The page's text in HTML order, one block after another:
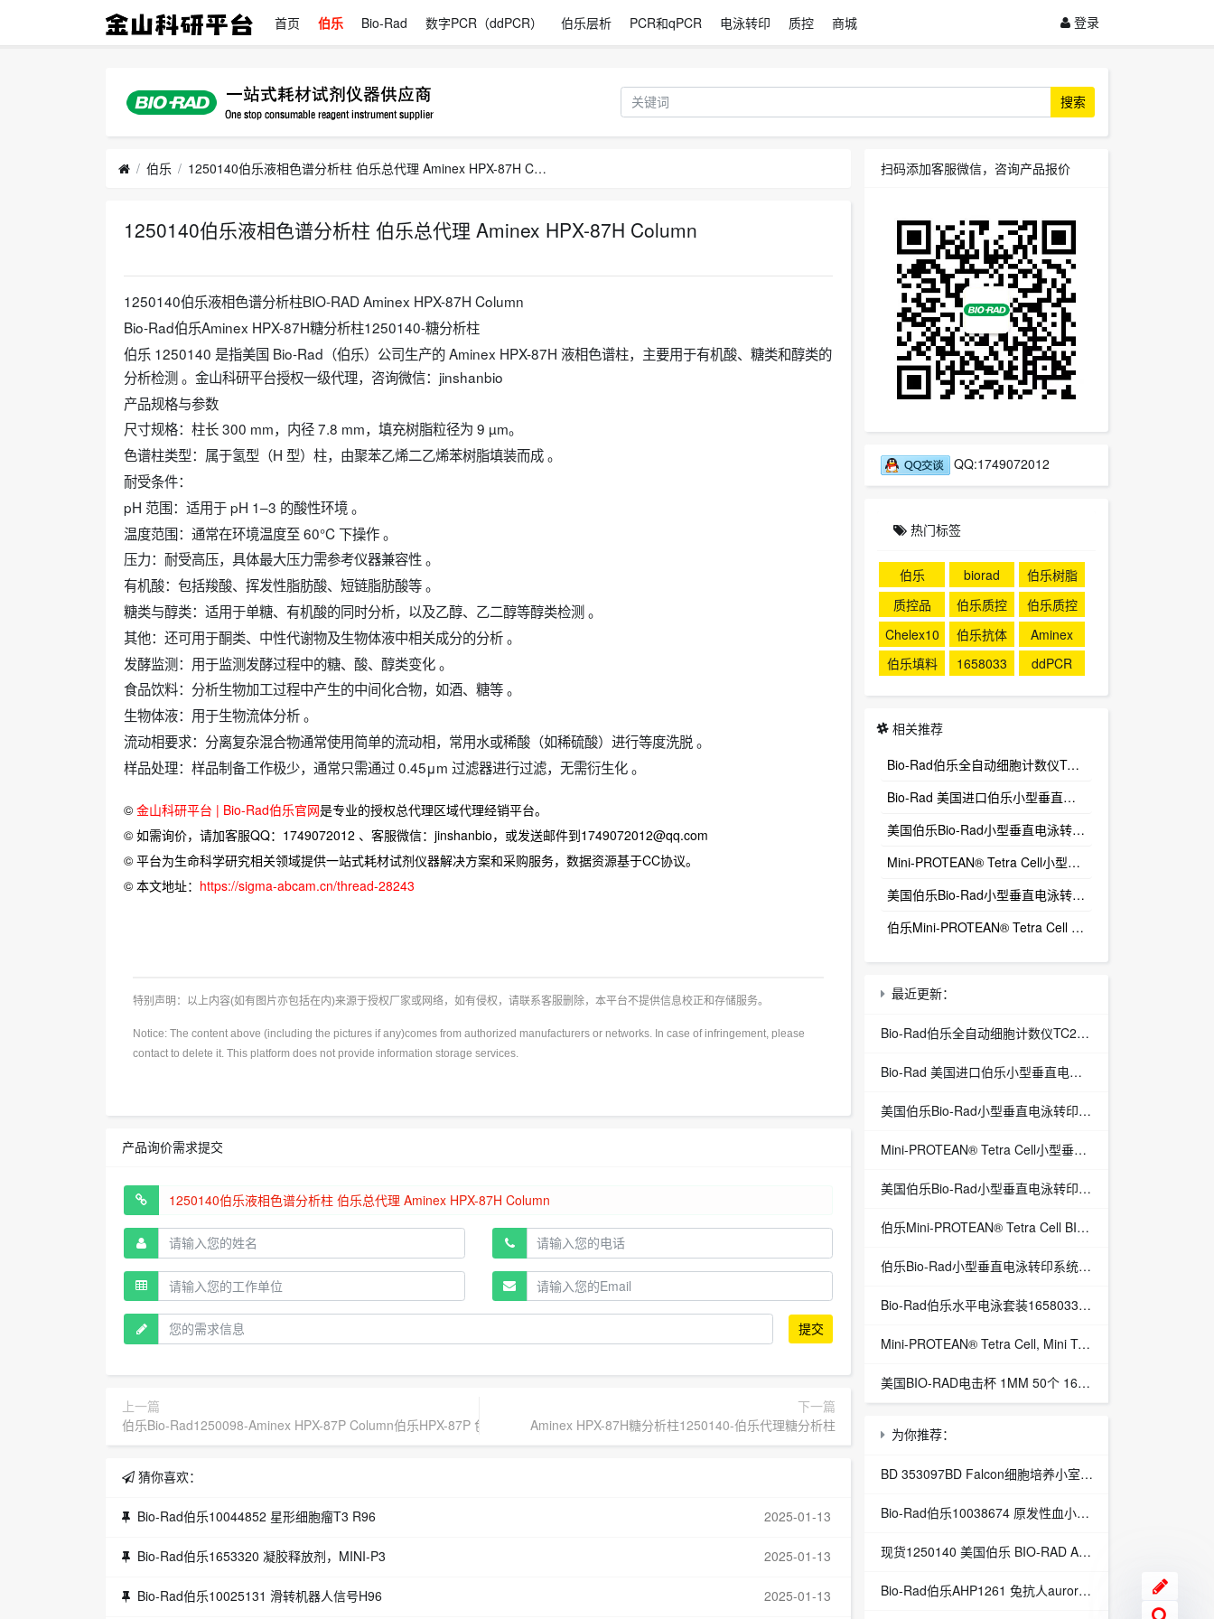
首页 伯乐 Bio-Rad 数字PCR（ddPCR） 伯乐层析 PCR和qPCR 电泳转印 质控 商城 登录
搜索
伯乐 1250140伯乐液相色谱分析柱 伯乐总代理 Aminex HPX-87H Column
1250140伯乐液相色谱分析柱 伯乐总代理 Aminex HPX-87H Column
1250140伯乐液相色谱分析柱BIO-RAD Aminex HPX-87H Column
Bio-Rad伯乐Aminex HPX-87H糖分析柱1250140-糖分析柱
‌伯乐 1250140‌ 是指美国 Bio-Rad（伯乐）公司生产的 ‌Aminex HPX-87H 液相色谱柱‌，主要用于有机酸、糖类和醇类的
分析检测 。金山科研平台授权一级代理，咨询微信：jinshanbio
产品规格与参数
‌尺寸规格‌：柱长 300 mm，内径 7.8 mm，填充树脂粒径为 9 µm。‌‌‌
‌色谱柱类型‌：属于氢型（H 型）柱，由聚苯乙烯二乙烯苯树脂填装而成 。‌‌‌
‌耐受条件‌：
‌pH 范围‌：适用于 pH 1–3 的酸性环境 。
‌温度范围‌：通常在环境温度至 60°C 下操作 。
‌压力‌：耐受高压，具体最大压力需参考仪器兼容性 。‌‌‌
‌有机酸‌：包括羧酸、挥发性脂肪酸、短链脂肪酸等 。
‌糖类与醇类‌：适用于单糖、有机酸的同时分析，以及乙醇、乙二醇等醇类检测 。
‌其他‌：还可用于酮类、中性代谢物及生物体液中相关成分的分析 。‌‌‌
‌发酵监测‌：用于监测发酵过程中的糖、酸、醇类变化 。
‌食品饮料‌：分析生物加工过程中产生的中间化合物，如酒、糖等 。
‌生物体液‌：用于生物流体分析 。‌‌‌
流动相要求‌：分离复杂混合物通常使用简单的流动相，常用水或稀酸（如稀硫酸）进行等度洗脱 。‌‌‌
‌样品处理‌：样品制备工作极少，通常只需通过 0.45μm 过滤器进行过滤，无需衍生化 。‌‌‌
© 金山科研平台 | Bio-Rad伯乐官网是专业的授权总代理区域代理经销平台。
© 如需询价，请加客服QQ：1749072012 、客服微信：jinshanbio，或发送邮件到1749072012@qq.com
© 平台为生命科学研究相关领域提供一站式耗材试剂仪器解决方案和采购服务，数据资源基于CC协议。
© 本文地址： https://sigma-abcam.cn/thread-28243
特别声明：以上内容(如有图片亦包括在内)来源于授权厂家或网络，如有侵权，请联系客服删除，本平台不提供信息校正和存储服务。
Notice: The content above (including the pictures if any)comes from authorized manufacturers or networks. In case of infringement, please
contact to delete it. This platform does not provide information storage services.
产品询价需求提交
提交
上一篇
伯乐Bio-Rad1250098-Aminex HPX-87P Column伯乐HPX-87P 色谱柱
下一篇
Aminex HPX-87H糖分析柱1250140-伯乐代理糖分析柱
猜你喜欢：
Bio-Rad伯乐10044852 星形细胞瘤T3 R96 2025-01-13
Bio-Rad伯乐1653320 凝胶释放剂，MINI-P3 2025-01-13
Bio-Rad伯乐10025131 滑转机器人信号H96 2025-01-13
扫码添加客服微信，咨询产品报价
QQ:1749072012
热门标签
伯乐 biorad
伯乐树脂
质控品
伯乐质控
品
伯乐质控
Chelex10
0
伯乐抗体
Aminex
伯乐填料
1658033 ddPCR
相关推荐
Bio-Rad伯乐全自动细胞计数仪TC20 1450102
Bio-Rad 美国进口伯乐小型垂直电泳套装1658033
美国伯乐Bio-Rad小型垂直电泳转印系统三件套1658033
‌Mini-PROTEAN® Tetra Cell小型垂直电泳槽三件套1658033
美国伯乐Bio-Rad小型垂直电泳转印系统(电泳槽+转印芯+基础电源)1658033
伯乐Mini-PROTEAN® Tetra Cell BIO-RAD小型垂直电泳转印系统三件套1658033
最近更新：
Bio-Rad伯乐全自动细胞计数仪TC20 1450102
Bio-Rad 美国进口伯乐小型垂直电泳套装1658033
美国伯乐Bio-Rad小型垂直电泳转印系统三件套1658033
‌Mini-PROTEAN® Tetra Cell小型垂直电泳槽三件套1658033
美国伯乐Bio-Rad小型垂直电泳转印系统(电泳槽+转印芯+基础电源)1658033
伯乐Mini-PROTEAN® Tetra Cell BIO-RAD小型垂直电泳转印系统三件套1658033
伯乐Bio-Rad小型垂直电泳转印系统1658033-Mini-PROTEAN®总代理
Bio-Rad伯乐水平电泳套装1658033 Mini-PROTEAN® Tetra Cell
Mini-PROTEAN® Tetra Cell, Mini Trans-Blot® Module, and PowerPac™ Basic Power Supply 1658033
美国BIO-RAD电击杯 1MM 50个 1652089批发
为你推荐：
BD 353097BD Falcon细胞培养小室24孔板8UM透明PET膜353097
Bio-Rad伯乐10038674 原发性血小板增多症H384
现货1250140 美国伯乐 BIO-RAD Aminex HPX-87H Column 伯乐代理
Bio-Rad伯乐AHP1261 兔抗人aurora-b激酶